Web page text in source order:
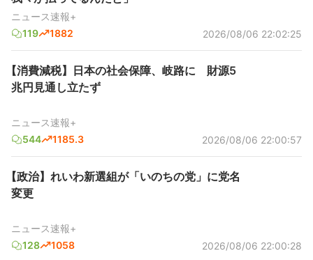
ニュース速報+
119
1882 2026/08/06 22:02:25
【消費減税】日本の社会保障、岐路に 財源5
兆円見通し立たず
ニュース速報+
544
1185.3 2026/08/06 22:00:57
【政治】れいわ新選組が「いのちの党」に党名
変更
ニュース速報+
128
1058 2026/08/06 22:00:28